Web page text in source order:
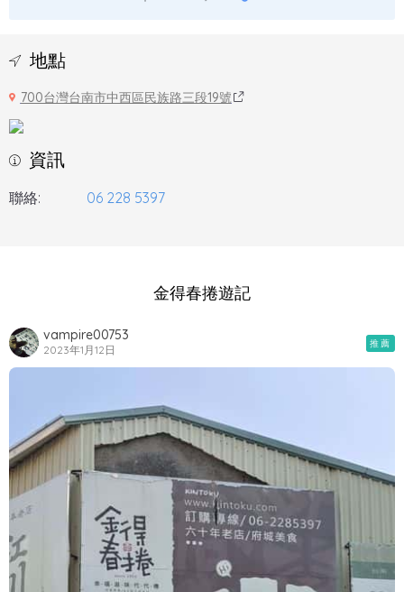
地點
700台灣台南市中西區民族路三段19號
資訊
聯絡: 06 228 5397
金得春捲遊記
vampire00753
2023年1月12日 推薦